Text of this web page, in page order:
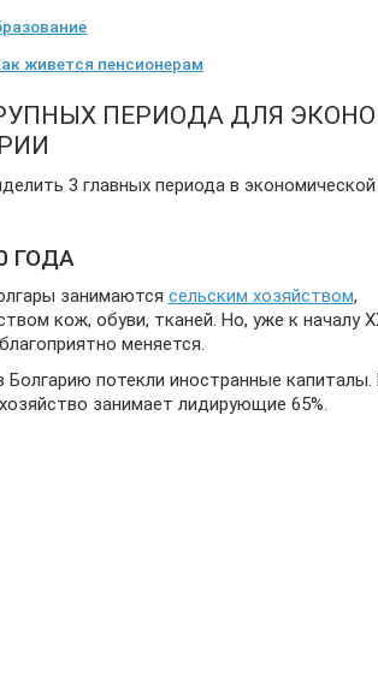
живется пенсионерам
ПЕРИОДА ДЛЯ
3 главных периода в
ГОДА
занимаются сельским хозяйством,
кож, обуви, тканей. Но, уже к началу
меняется.
Болгарию потекли иностранные
занимает лидирующие 65%.